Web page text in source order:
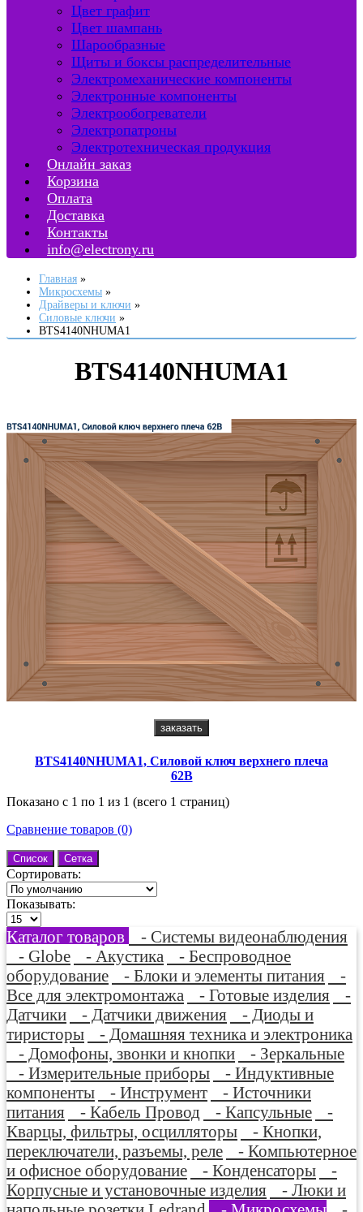
Цвет графит
Цвет шампань
Шарообразные
Щиты и боксы распределительные
Электромеханические компоненты
Электронные компоненты
Электрообогреватели
Электропатроны
Электротехническая продукция
Онлайн заказ
Корзина
Оплата
Доставка
Контакты
info@electrony.ru
Главная
Микросхемы
Драйверы и ключи
Силовые ключи
BTS4140NHUMA1
BTS4140NHUMA1
заказать
BTS4140NHUMA1, Силовой ключ верхнего плеча
62В
Показано с 1 по 1 из 1 (всего 1 страниц)
Сравнение товаров (0)
Список Сетка
Сортировать:
Показывать:
Каталог товаров
- Системы видеонаблюдения
- Globe
- Акустика
- Беспроводное
оборудование
- Блоки и элементы питания
-
Все для электромонтажа
- Готовые изделия
-
Датчики
- Датчики движения
- Диоды и
тиристоры
- Домашняя техника и электроника
- Домофоны, звонки и кнопки
- Зеркальные
- Измерительные приборы
- Индуктивные
компоненты
- Инструмент
- Источники
питания
- Кабель Провод - Капсульные
-
Кварцы, фильтры, осцилляторы
- Кнопки,
переключатели, разъемы, реле
- Компьютерное
и офисное оборудование
- Конденсаторы
-
Корпусные и установочные изделия
- Люки и